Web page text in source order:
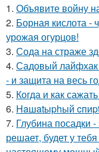
1. Объявите войну
2. Борная кислота -
урожая огурцов!
3. Сода на страже
4. Садовый лайфхак
- и защита на весь
5. Когда и как
6. Haшatыphый
7. Глубина посадки
решает, будет у